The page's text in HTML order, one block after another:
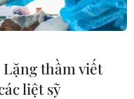
thầm viết
liệt sỹ